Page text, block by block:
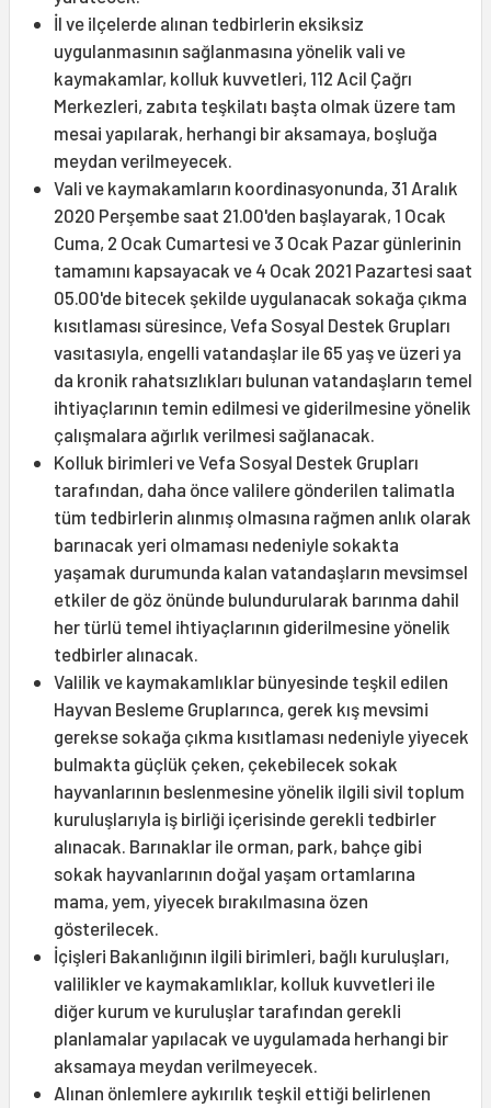
İl ve ilçelerde alınan tedbirlerin eksiksiz
uygulanmasının sağlanmasına yönelik vali ve
kaymakamlar, kolluk kuvvetleri, 112 Acil Çağrı
Merkezleri, zabıta teşkilatı başta olmak üzere tam
mesai yapılarak, herhangi bir aksamaya, boşluğa
meydan verilmeyecek.
Vali ve kaymakamların koordinasyonunda, 31 Aralık
2020 Perşembe saat 21.00'den başlayarak, 1 Ocak
Cuma, 2 Ocak Cumartesi ve 3 Ocak Pazar günlerinin
tamamını kapsayacak ve 4 Ocak 2021 Pazartesi saat
05.00'de bitecek şekilde uygulanacak sokağa çıkma
kısıtlaması süresince, Vefa Sosyal Destek Grupları
vasıtasıyla, engelli vatandaşlar ile 65 yaş ve üzeri ya
da kronik rahatsızlıkları bulunan vatandaşların temel
ihtiyaçlarının temin edilmesi ve giderilmesine yönelik
çalışmalara ağırlık verilmesi sağlanacak.
Kolluk birimleri ve Vefa Sosyal Destek Grupları
tarafından, daha önce valilere gönderilen talimatla
tüm tedbirlerin alınmış olmasına rağmen anlık olarak
barınacak yeri olmaması nedeniyle sokakta
yaşamak durumunda kalan vatandaşların mevsimsel
etkiler de göz önünde bulundurularak barınma dahil
her türlü temel ihtiyaçlarının giderilmesine yönelik
tedbirler alınacak.
Valilik ve kaymakamlıklar bünyesinde teşkil edilen
Hayvan Besleme Gruplarınca, gerek kış mevsimi
gerekse sokağa çıkma kısıtlaması nedeniyle yiyecek
bulmakta güçlük çeken, çekebilecek sokak
hayvanlarının beslenmesine yönelik ilgili sivil toplum
kuruluşlarıyla iş birliği içerisinde gerekli tedbirler
alınacak. Barınaklar ile orman, park, bahçe gibi
sokak hayvanlarının doğal yaşam ortamlarına
mama, yem, yiyecek bırakılmasına özen
gösterilecek.
İçişleri Bakanlığının ilgili birimleri, bağlı kuruluşları,
valilikler ve kaymakamlıklar, kolluk kuvvetleri ile
diğer kurum ve kuruluşlar tarafından gerekli
planlamalar yapılacak ve uygulamada herhangi bir
aksamaya meydan verilmeyecek.
Alınan önlemlere aykırılık teşkil ettiği belirlenen